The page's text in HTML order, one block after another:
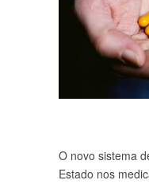
O novo sistema
Estado nos